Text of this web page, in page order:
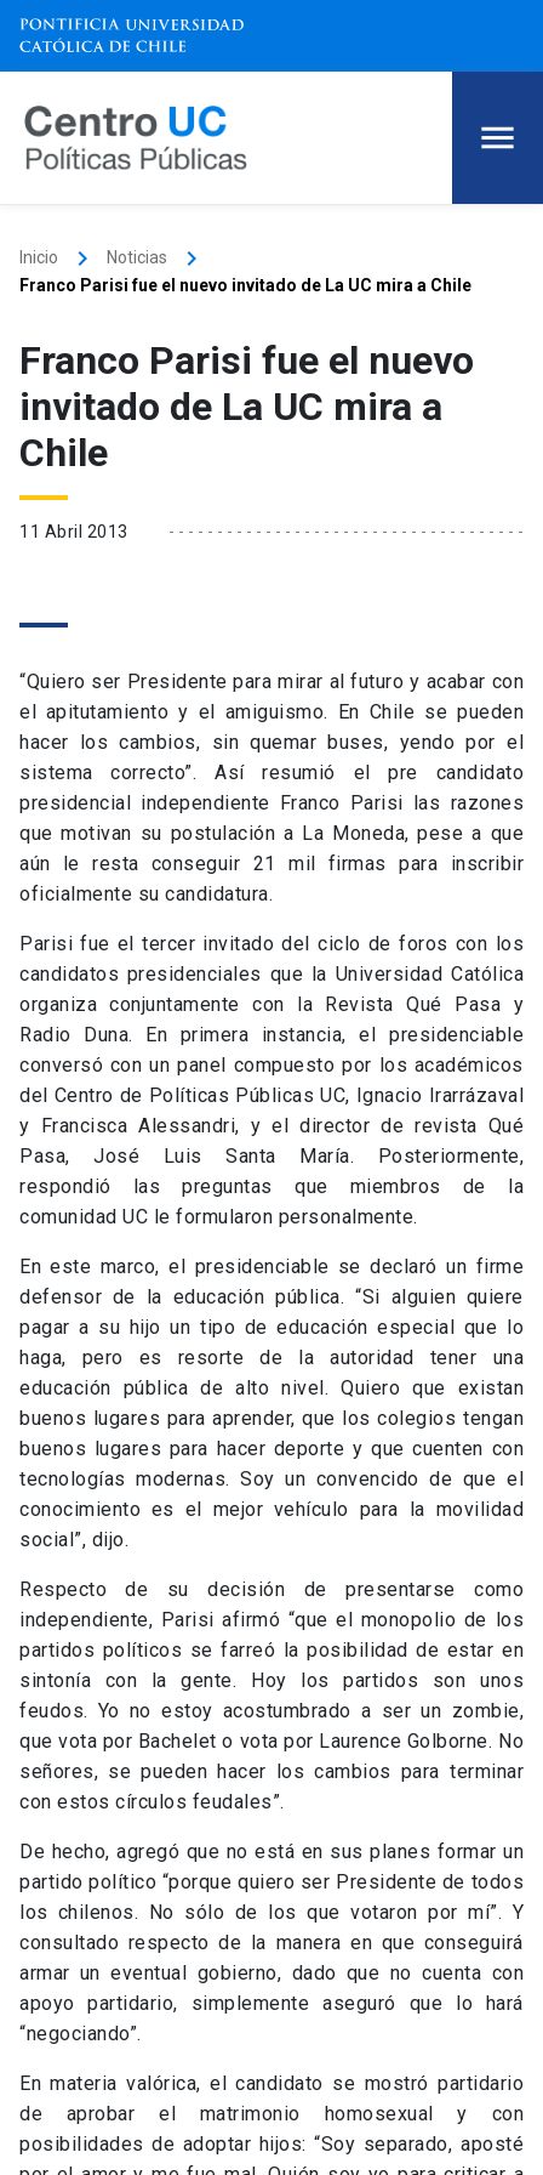
Inicio keyboard_arrow_right Noticias keyboard_arrow_right
Franco Parisi fue el nuevo invitado de La UC mira a Chile
Franco Parisi fue el nuevo
invitado de La UC mira a
Chile
11 Abril 2013
“Quiero ser Presidente para mirar al futuro y acabar con
el apitutamiento y el amiguismo. En Chile se pueden
hacer los cambios, sin quemar buses, yendo por el
sistema correcto”. Así resumió el pre candidato
presidencial independiente Franco Parisi las razones
que motivan su postulación a La Moneda, pese a que
aún le resta conseguir 21 mil firmas para inscribir
oficialmente su candidatura.
Parisi fue el tercer invitado del ciclo de foros con los
candidatos presidenciales que la Universidad Católica
organiza conjuntamente con la Revista Qué Pasa y
Radio Duna. En primera instancia, el presidenciable
conversó con un panel compuesto por los académicos
del Centro de Políticas Públicas UC, Ignacio Irarrázaval
y Francisca Alessandri, y el director de revista Qué
Pasa, José Luis Santa María. Posteriormente,
respondió las preguntas que miembros de la
comunidad UC le formularon personalmente.
En este marco, el presidenciable se declaró un firme
defensor de la educación pública. “Si alguien quiere
pagar a su hijo un tipo de educación especial que lo
haga, pero es resorte de la autoridad tener una
educación pública de alto nivel. Quiero que existan
buenos lugares para aprender, que los colegios tengan
buenos lugares para hacer deporte y que cuenten con
tecnologías modernas. Soy un convencido de que el
conocimiento es el mejor vehículo para la movilidad
social”, dijo.
Respecto de su decisión de presentarse como
independiente, Parisi afirmó “que el monopolio de los
partidos políticos se farreó la posibilidad de estar en
sintonía con la gente. Hoy los partidos son unos
feudos. Yo no estoy acostumbrado a ser un zombie,
que vota por Bachelet o vota por Laurence Golborne. No
señores, se pueden hacer los cambios para terminar
con estos círculos feudales”.
De hecho, agregó que no está en sus planes formar un
partido político “porque quiero ser Presidente de todos
los chilenos. No sólo de los que votaron por mí”. Y
consultado respecto de la manera en que conseguirá
armar un eventual gobierno, dado que no cuenta con
apoyo partidario, simplemente aseguró que lo hará
“negociando”.
En materia valórica, el candidato se mostró partidario
de aprobar el matrimonio homosexual y con
posibilidades de adoptar hijos: “Soy separado, aposté